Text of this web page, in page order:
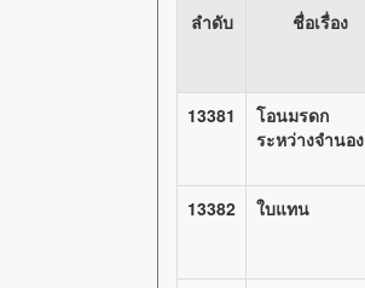
ลำดับ ชื่อเรื่อง
13381
โอนมรดก
ระหว่างจำนอง
13382 ใบแทน